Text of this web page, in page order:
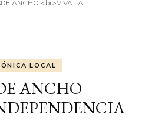
ANCHO <br>VIVA LA
LOCAL
ANCHO